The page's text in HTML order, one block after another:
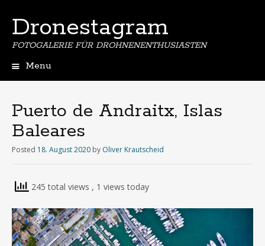
Dronestagram
FOTOGALERIE FÜR DROHNENENTHUSIASTEN
Menu
Puerto de Andraitx, Islas
Baleares
Posted 18. August 2020 by Oliver Krautscheid
245 total views , 1 views today